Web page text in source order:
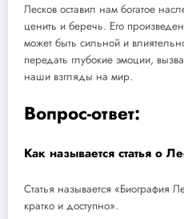
Лесков оставил нам богатое
ценить и беречь. Его
может быть сильной и
передать глубокие эмоции,
наши взгляды на мир.
Вопрос-ответ:
Как называется статья о
Статья называется «Биография
кратко и доступно».